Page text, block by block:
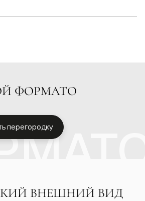
ФОРМАТО
перегородку
ВНЕШНИЙ ВИД